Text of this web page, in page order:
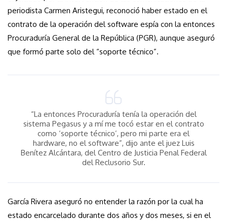
periodista Carmen Aristegui, reconoció haber estado en el
contrato de la operación del software espía con la entonces
Procuraduría General de la República (PGR), aunque aseguró
que formó parte solo del “soporte técnico”.
“La entonces Procuraduría tenía la operación del
sistema Pegasus y a mí me tocó estar en el contrato
como ‘soporte técnico’, pero mi parte era el
hardware, no el software”, dijo ante el juez Luis
Benítez Alcántara, del Centro de Justicia Penal Federal
del Reclusorio Sur.
García Rivera aseguró no entender la razón por la cual ha
estado encarcelado durante dos años y dos meses, si en el